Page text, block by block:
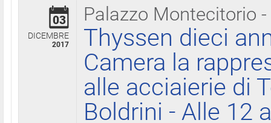
Palazzo Montecitorio
03
DICEMBRE
2017
Thyssen dieci
Camera la
alle acciaierie di
Boldrini - Alle 12